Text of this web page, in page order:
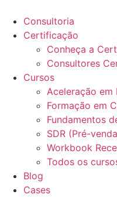
para
conteúdo
Consultoria
Certificação
Conheça a
Consultores
Cursos
Aceleração em
Formação em
Fundamentos
SDR (Pré-
Workbook
Todos os
Blog
Cases